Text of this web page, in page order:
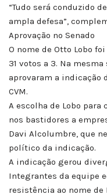
“Tudo será conduzido
ampla defesa”,
Aprovação no Senado
O nome de Otto Lobo
31 votos a 3. Na
aprovaram a indicação
CVM.
A escolha de Lobo
nos bastidores a
Davi Alcolumbre, que
político da indicação.
A indicação gerou
Integrantes da equipe
resistência ao nome de